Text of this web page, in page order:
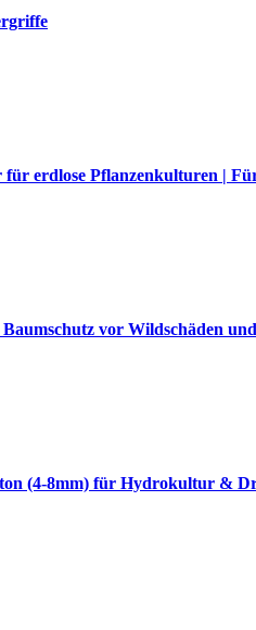
erdlose Pflanzenkulturen |
Baumschutz vor Wildschäden
(4-8mm) für Hydrokultur &